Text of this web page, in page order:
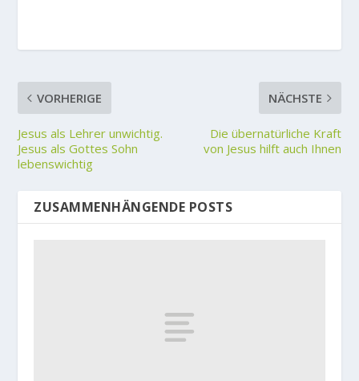
VORHERIGE
Jesus als Lehrer unwichtig.
Jesus als Gottes Sohn
lebenswichtig
NÄCHSTE
Die übernatürliche Kraft
von Jesus hilft auch Ihnen
ZUSAMMENHÄNGENDE POSTS